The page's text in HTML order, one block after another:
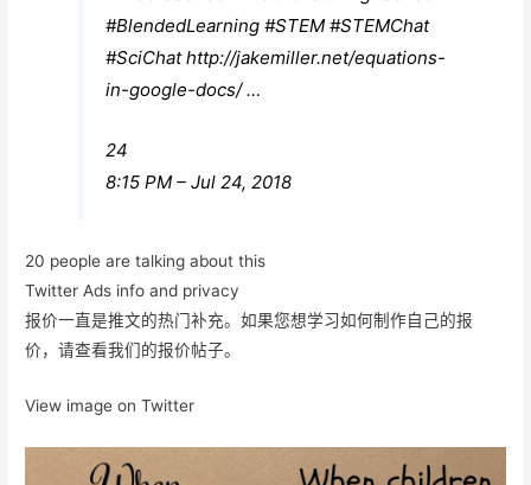
#BlendedLearning #STEM #STEMChat
#SciChat http://jakemiller.net/equations-
in-google-docs/…
24
8:15 PM – Jul 24, 2018
20 people are talking about this
Twitter Ads info and privacy
报价一直是推文的热门补充。如果您想学习如何制作自己的报
价，请查看我们的报价帖子。
View image on Twitter